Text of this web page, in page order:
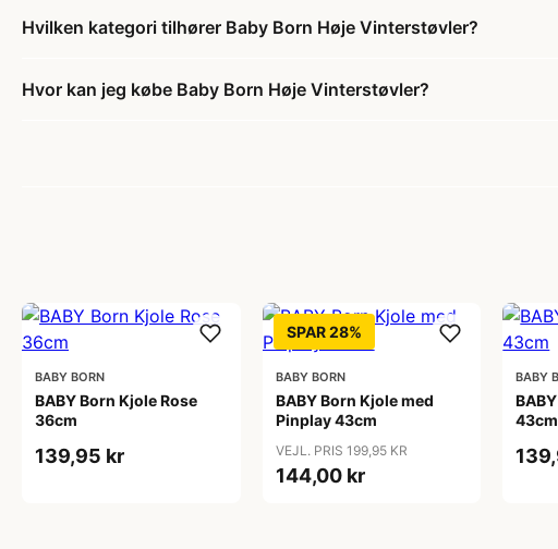
Hvilken kategori tilhører Baby Born Høje Vinterstøvler?
Hvor kan jeg købe Baby Born Høje Vinterstøvler?
BABY BORN
BABY Born Kjole Rose
36cm
139,95 kr
SPAR 28%
BABY BORN
BABY Born Kjole med
Pinplay 43cm
VEJL. PRIS 199,95 KR
144,00 kr
BABY
43cm